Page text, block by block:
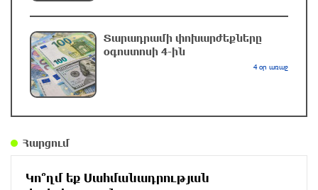
հնարավորությունները
30 րոպե առաջ
Հրդեհի ահազանգ Սայաթ-Նովա պողոտայում.
շենքից տարհանվել է 5 բնակիչ
Ճապոնական Յակիշիմե կերամիկայի
օգոստոսի 30-ը
Տարադրամի փոխարժեքները
օգոստոսի 4-ին
4 օր առաջ
Հարցում
Կո՞ղմ եք Սահմանադրության